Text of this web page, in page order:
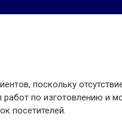
поскольку
по изготовлению и
посетителей.